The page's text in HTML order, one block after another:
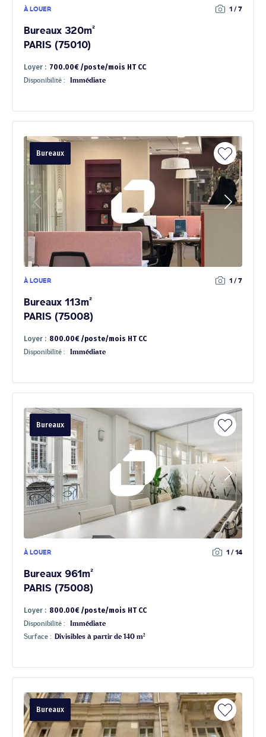
À LOUER 1 / 7
Bureaux 320m²
PARIS (75010)
Loyer : 700.00€ /poste/mois HT CC
Disponibilité : Immédiate
Bureaux
À LOUER 1 / 7
Bureaux 113m²
PARIS (75008)
Loyer : 800.00€ /poste/mois HT CC
Disponibilité : Immédiate
Bureaux
À LOUER 1 / 14
Bureaux 961m²
PARIS (75008)
Loyer : 800.00€ /poste/mois HT CC
Disponibilité :
Immédiate
Surface : Divisibles à partir de 140 m²
Bureaux